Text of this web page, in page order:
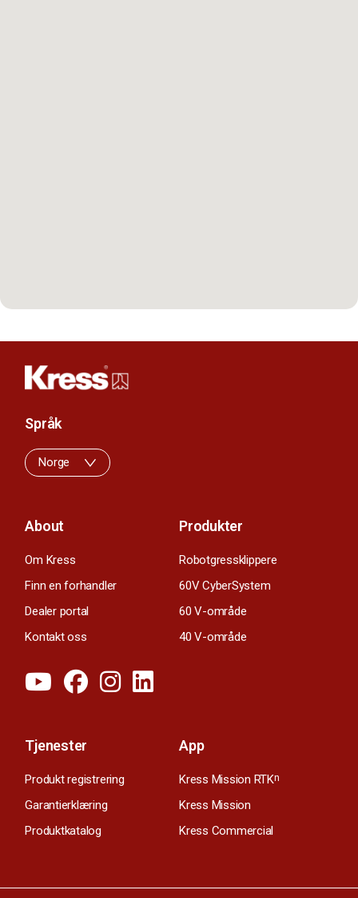
About
Om Kress
Finn en forhandler
Dealer portal
Kontakt oss
Produkter
Robotgressklippere
60V CyberSystem
60 V-område
40 V-område
Tjenester
Produkt registrering
Garantierklæring
Produktkatalog
App
Kress Mission RTKn
Kress Mission
Kress Commercial
Språk
Norge